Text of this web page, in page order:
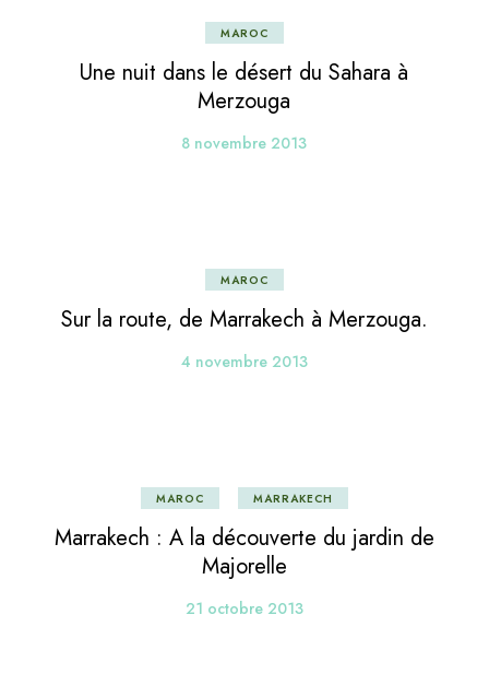
MAROC
Une nuit dans le désert du Sahara à
Merzouga
8 novembre 2013
MAROC
Sur la route, de Marrakech à Merzouga.
4 novembre 2013
MAROC MARRAKECH
Marrakech : A la découverte du jardin de
Majorelle
21 octobre 2013